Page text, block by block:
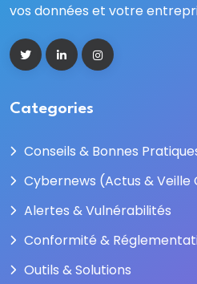
vos données et votre
Categories
Conseils & Bonnes
Cybernews (Actus & Veille
Alertes & Vulnérabilités
Conformité &
Outils & Solutions